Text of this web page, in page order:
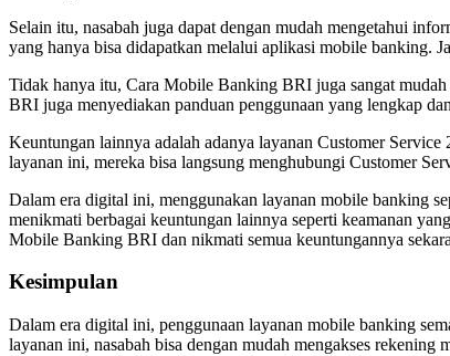
Selain itu, nasabah juga dapat dengan mudah mengetahui
yang hanya bisa didapatkan melalui aplikasi mobile banking.
Tidak hanya itu, Cara Mobile Banking BRI juga sangat
BRI juga menyediakan panduan penggunaan yang lengkap
Keuntungan lainnya adalah adanya layanan Customer
layanan ini, mereka bisa langsung menghubungi Customer
Dalam era digital ini, menggunakan layanan mobile banking
menikmati berbagai keuntungan lainnya seperti keamanan
Mobile Banking BRI dan nikmati semua keuntungannya
Kesimpulan
Dalam era digital ini, penggunaan layanan mobile banking
layanan ini, nasabah bisa dengan mudah mengakses rekening